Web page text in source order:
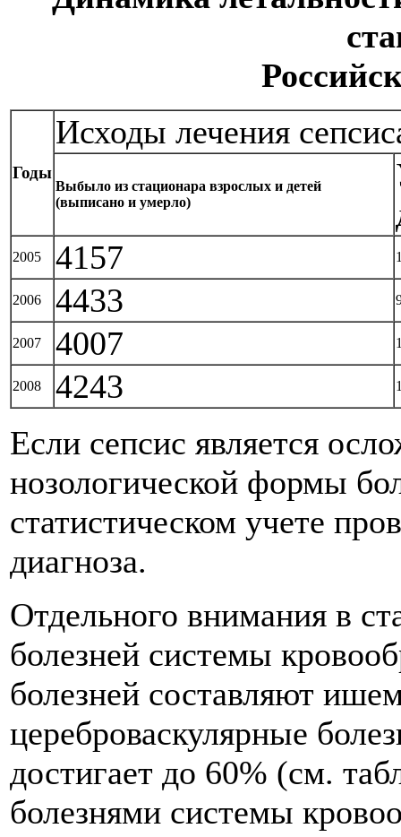
Годы
Исходы лечения
Выбыло из стационара взрослых и детей
(выписано и умерло)
2005 4157
2006 4433
2007 4007
2008 4243
Если сепсис является
нозологической формы
статистическом учете
диагноза.
Отдельного внимания в
болезней системы
болезней составляют
цереброваскулярные
достигает до 60% (см.
болезнями системы